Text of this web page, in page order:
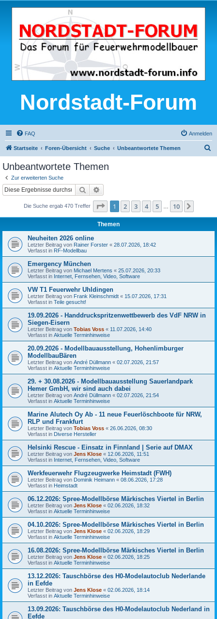
Nordstadt-Forum
FAQ Anmelden
Startseite Foren-Übersicht Suche Unbeantwortete Themen
Unbeantwortete Themen
Zur erweiterten Suche
Suche
Die Suche ergab 470 Treffer Seite 1von 10
1 2 3 4 5 10
Themen
Neuheiten 2026 online
Letzter Beitrag von Rainer Forster « 28.07.2026, 18:42
Verfasst in RF-Modellbau
Emergency München
Letzter Beitrag von Michael Mertens « 25.07.2026, 20:33
Verfasst in Internet, Fernsehen, Video, Software
VW T1 Feuerwehr Uhldingen
Letzter Beitrag von Frank Kleinschmidt « 15.07.2026, 17:31
Verfasst in Teile gesucht!
19.09.2026 - Handdruckspritzenwettbewerb des VdF NRW in
Siegen-Eisern
Letzter Beitrag von Tobias Voss « 11.07.2026, 14:40
Verfasst in Aktuelle Terminhinweise
20.09.2026 - Modellbauausstellung, Hohenlimburger
ModellbauBären
Letzter Beitrag von André Düllmann « 02.07.2026, 21:57
Verfasst in Aktuelle Terminhinweise
29. + 30.08.2026 - Modellbauausstellung Sauerlandpark
Hemer GmbH, wir sind auch dabei
Letzter Beitrag von André Düllmann « 02.07.2026, 21:54
Verfasst in Aktuelle Terminhinweise
Marine Alutech Oy Ab - 11 neue Feuerlöschboote für NRW,
RLP und Frankfurt
Letzter Beitrag von Tobias Voss « 26.06.2026, 08:30
Verfasst in Diverse Hersteller
Helsinki Rescue - Einsatz in Finnland | Serie auf DMAX
Letzter Beitrag von Jens Klose « 12.06.2026, 11:51
Verfasst in Internet, Fernsehen, Video, Software
Werkfeuerwehr Flugzeugwerke Heimstadt (FWH)
Letzter Beitrag von Dominik Heimann « 08.06.2026, 17:28
Verfasst in Heimstadt
06.12.2026: Spree-Modellbörse Märkisches Viertel in Berlin
Letzter Beitrag von Jens Klose « 02.06.2026, 18:32
Verfasst in Aktuelle Terminhinweise
04.10.2026: Spree-Modellbörse Märkisches Viertel in Berlin
Letzter Beitrag von Jens Klose « 02.06.2026, 18:29
Verfasst in Aktuelle Terminhinweise
16.08.2026: Spree-Modellbörse Märkisches Viertel in Berlin
Letzter Beitrag von Jens Klose « 02.06.2026, 18:25
Verfasst in Aktuelle Terminhinweise
13.12.2026: Tauschbörse des H0-Modelautoclub Nederlande
in Eefde
Letzter Beitrag von Jens Klose « 02.06.2026, 18:14
Verfasst in Aktuelle Terminhinweise
13.09.2026: Tauschbörse des H0-Modelautoclub Nederland in
Eefde